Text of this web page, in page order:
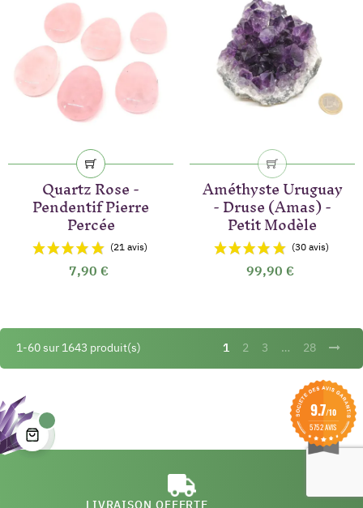
Quartz Rose -
Pendentif Pierre
Percée
7,90 €
Améthyste Uruguay
- Druse (Amas) -
Petit Modèle
99,90 €
1-60 sur 1643 produit(s) 1 2 3 … 28
LIVRAISON OFFERTE
9.7/10
5752 AVIS